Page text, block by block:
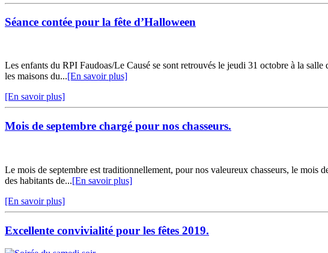
Séance contée pour la fête d’Halloween
Les enfants du RPI Faudoas/Le Causé se sont retrouvés le jeudi 31 octobre à la
les maisons du...[En savoir plus]
[En savoir plus]
Mois de septembre chargé pour nos chasseurs.
Le mois de septembre est traditionnellement, pour nos valeureux chasseurs, le mois
des habitants de...[En savoir plus]
[En savoir plus]
Excellente convivialité pour les fêtes 2019.